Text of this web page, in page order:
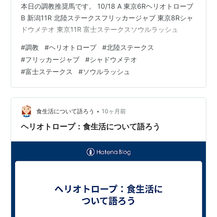
本日の調教推奨馬です。 10/18 A 東京6Rヘリオトローブ
B 新潟11R 北陸ステークスフリッカージャブ 東京8Rシャ
ドウメテオ 東京11R 富士ステークスソウルラッシュ
#調教 #ヘリオトロープ #北陸ステークス
#フリッカージャブ #シャドウメテオ
#富士ステークス #ソウルラッシュ
食生活について語ろう • 10ヶ月前
ヘリオトロープ：食生活について語ろう